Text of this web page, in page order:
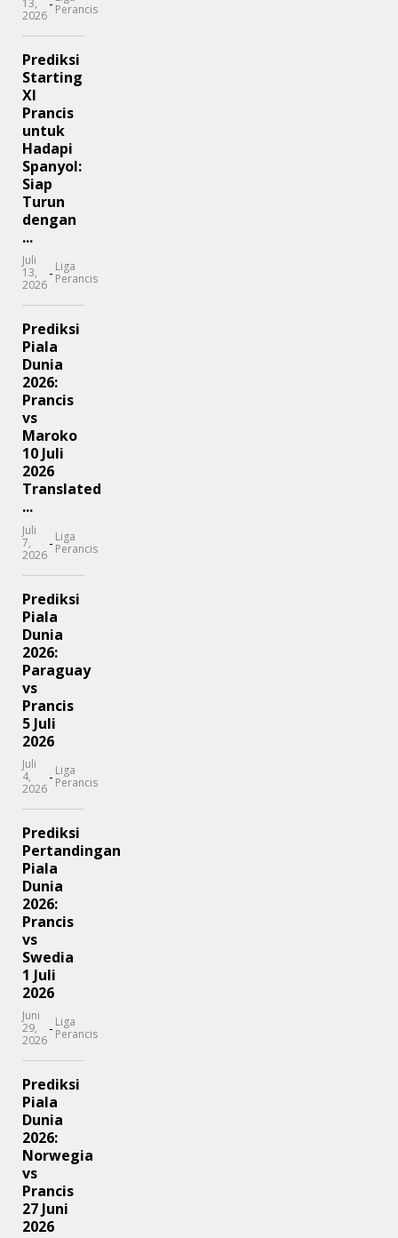
2026 Perancis
Prediksi
Starting
XI
Prancis
untuk
Hadapi
Spanyol:
Siap
Turun
dengan
...
Juli
13,
2026
- Liga
Perancis
Prediksi
Piala
Dunia
2026:
Prancis
vs
Maroko
10 Juli
2026
Translated
...
Juli
7,
2026
- Liga
Perancis
Prediksi
Piala
Dunia
2026:
Paraguay
vs
Prancis
5 Juli
2026
Juli
4,
2026
- Liga
Perancis
Prediksi
Pertandingan
Piala
Dunia
2026:
Prancis
vs
Swedia
1 Juli
2026
Juni
29,
2026
- Liga
Perancis
Prediksi
Piala
Dunia
2026:
Norwegia
vs
Prancis
27 Juni
2026